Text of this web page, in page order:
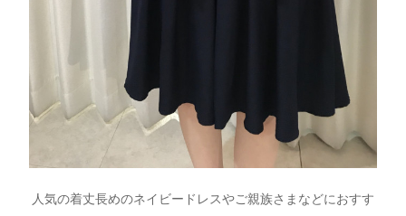
人気の着丈長めのネイビードレスやご親族さまなどにおすす